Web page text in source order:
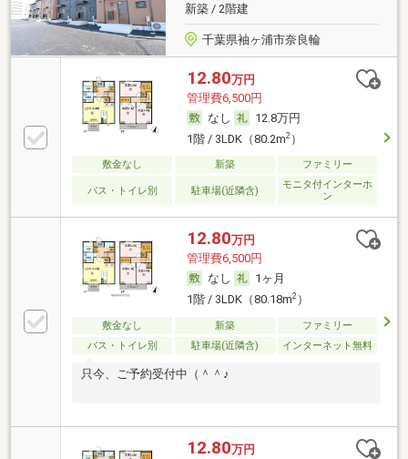
新築 / 2階建
千葉県袖ヶ浦市奈良輪
12.80万円
管理費6,500円
なし
12.8万円
1階 / 3LDK（80.2m2）
敷金なし 新築 ファミリー
バス・トイレ別 駐車場(近隣含)
モニタ付インターホ
ン
12.80万円
管理費6,500円
なし
1ヶ月
1階 / 3LDK（80.18m2）
敷金なし 新築
ファミリー
バス・トイレ別
駐車場(近隣含) インターネット無料
只今、ご予約受付中（＾＾♪
12.80万円